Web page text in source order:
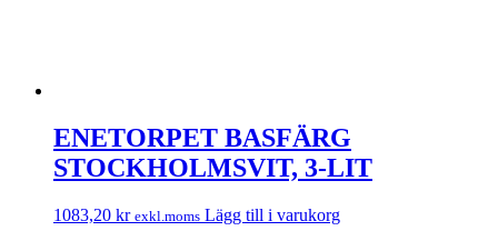
ENETORPET BASFÄRG
STOCKHOLMSVIT, 3-LIT
1083,20 kr exkl.moms Lägg till i varukorg